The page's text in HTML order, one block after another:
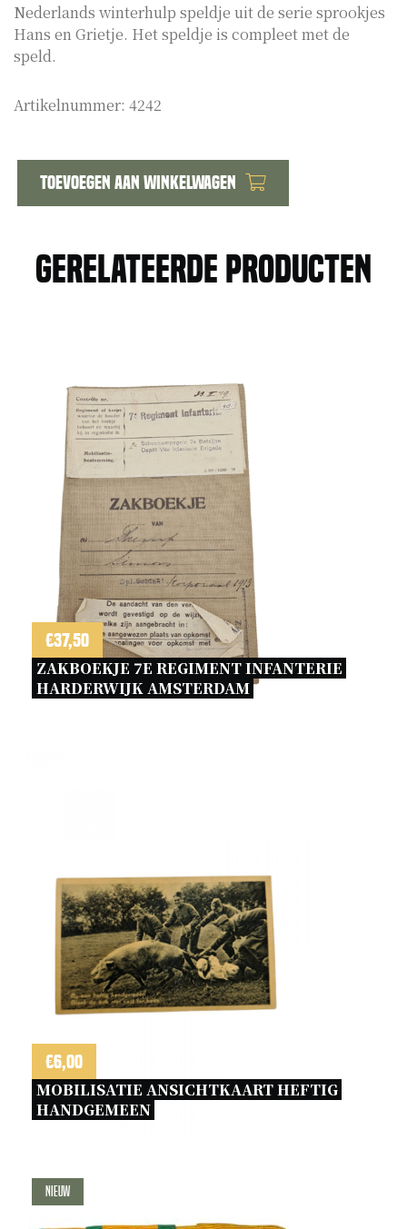
Nederlands winterhulp speldje uit de serie sprookjes
Hans en Grietje. Het speldje is compleet met de
speld.
Artikelnummer: 4242
Hans
Toevoegen aan winkelwagen
Gerelateerde producten
€37,50
ZAKBOEKJE 7E REGIMENT INFANTERIE
HARDERWIJK AMSTERDAM
€6,00
MOBILISATIE ANSICHTKAART HEFTIG
HANDGEMEEN
Nieuw